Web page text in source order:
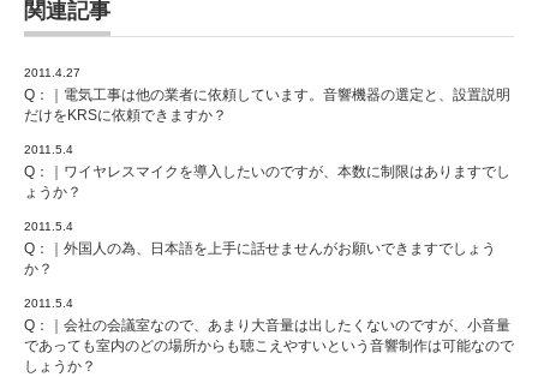
関連記事
2011.4.27
Q：｜電気工事は他の業者に依頼しています。音響機器の選定と、設置説明
だけをKRSに依頼できますか？
2011.5.4
Q：｜ワイヤレスマイクを導入したいのですが、本数に制限はありますでし
ょうか？
2011.5.4
Q：｜外国人の為、日本語を上手に話せませんがお願いできますでしょう
か？
2011.5.4
Q：｜会社の会議室なので、あまり大音量は出したくないのですが、小音量
であっても室内のどの場所からも聴こえやすいという音響制作は可能なので
しょうか？